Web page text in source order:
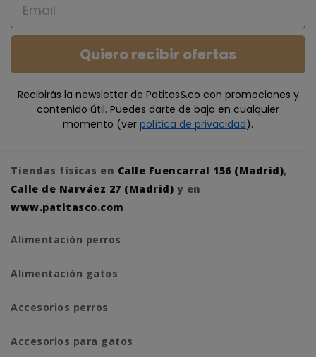
Quiero recibir ofertas
Recibirás la newsletter de Patitas&co con promociones y
contenido útil. Puedes darte de baja en cualquier
momento (ver política de privacidad).
Tiendas físicas en Calle Fuencarral 156 (Madrid),
Calle de Narváez 27 (Madrid) y en
www.patitasco.com
Alimentación perros
Alimentación gatos
Accesorios perros
Accesorios para gatos